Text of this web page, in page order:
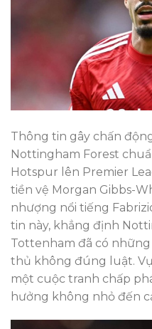
Thông tin gây chấn
Nottingham Forest
Hotspur lên Premier
tiền vệ Morgan Gibbs-
nhượng nổi tiếng
tin này, khẳng định
Tottenham đã có
thủ không đúng luật.
một cuộc tranh chấp
hưởng không nhỏ đến